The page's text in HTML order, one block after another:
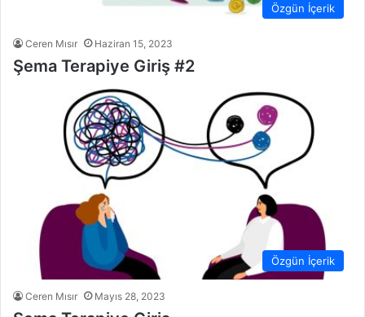
Özgün İçerik
Ceren Mısır Haziran 15, 2023
Şema Terapiye Giriş #2
Özgün İçerik
Ceren Mısır Mayıs 28, 2023